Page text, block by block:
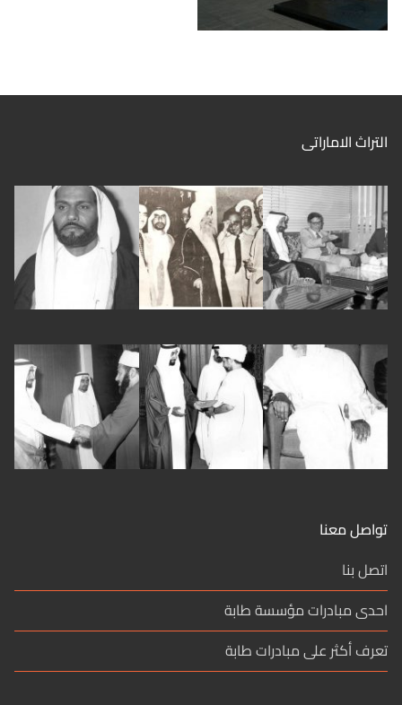
التراث الاماراتى
تواصل معنا
اتصل بنا
احدى مبادرات مؤسسة طابة
تعرف أكثر على مبادرات طابة